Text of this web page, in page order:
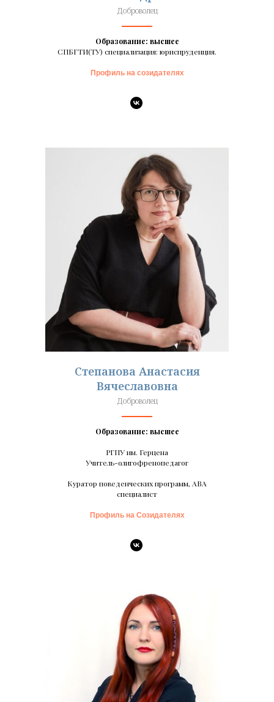
Доброволец
Образование: высшее
СПБГТИ(ТУ) специализация: юриспруденция.
Профиль на созидателях
Степанова Анастасия
Вячеславовна
Доброволец
Образование: высшее
РГПУ им. Герцена
Учитель-олигофренопедагог
Куратор поведенческих программ, АВА
специалист
Профиль на Созидателях